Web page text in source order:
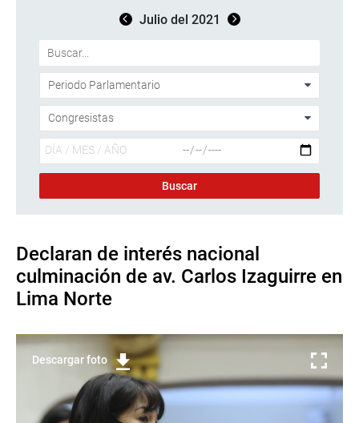
Julio del 2021
Declaran de interés nacional
culminación de av. Carlos Izaguirre en
Lima Norte
Descargar foto